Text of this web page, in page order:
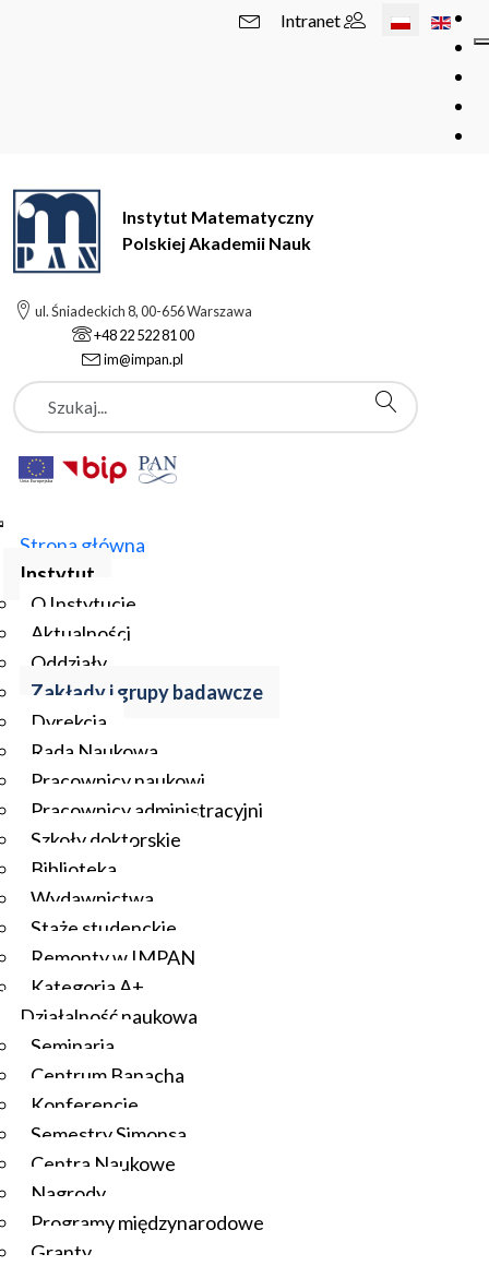
Wybierz swój
Intranet
Instytut Matematyczny
Polskiej Akademii Nauk
ul. Śniadeckich 8, 00-656 Warszawa
+48 22 522 81 00
im@impan.pl
Szukaj
Strona główna
Instytut
O Instytucie
Aktualności
Oddziały
Zakłady i grupy badawcze
Dyrekcja
Rada Naukowa
Pracownicy naukowi
Pracownicy administracyjni
Szkoły doktorskie
Biblioteka
Wydawnictwa
Staże studenckie
Remonty w IMPAN
Kategoria A+
Działalność naukowa
Seminaria
Centrum Banacha
Konferencje
Semestry Simonsa
Centra Naukowe
Nagrody
Programy międzynarodowe
Granty